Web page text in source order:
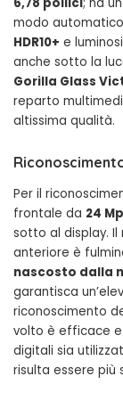
modo
HDR10+ e
anche sotto la
Gorilla Glass
reparto
altissima qualità.
Per il
frontale da 24
sotto al display.
anteriore è
nascosto dalla
garantisca
riconoscimento
volto è efficace
digitali sia
risulta essere più